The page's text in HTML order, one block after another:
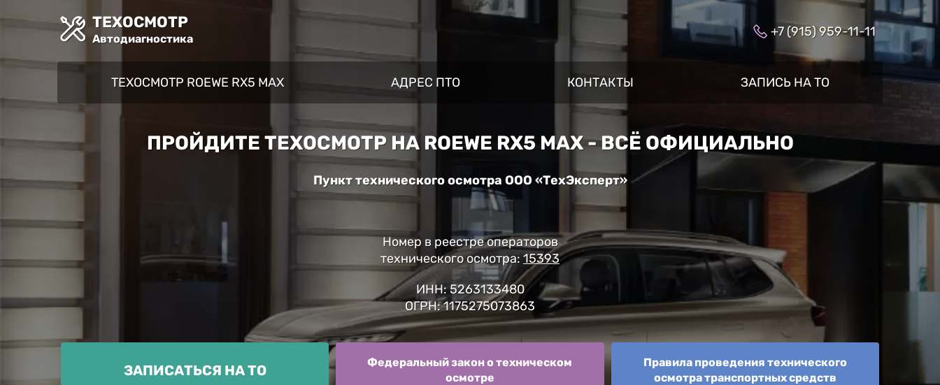
ТЕХОСМОТР
Автодиагностика +7 (915) 959-11-11
ТЕХОСМОТР ROEWE RX5 MAX АДРЕС ПТО КОНТАКТЫ ЗАПИСЬ НА ТО
ПРОЙДИТЕ ТЕХОСМОТР НА ROEWE RX5 MAX - ВСЁ ОФИЦИАЛЬНО
Пункт технического осмотра ООО «ТехЭксперт»
Номер в реестре операторов
технического осмотра:15393
ИНН: 5263133480
ОГРН: 1175275073863
ЗАПИСАТЬСЯ НА ТО
Федеральный закон о техническом
осмотре
Правила проведения технического
осмотра транспортных средств